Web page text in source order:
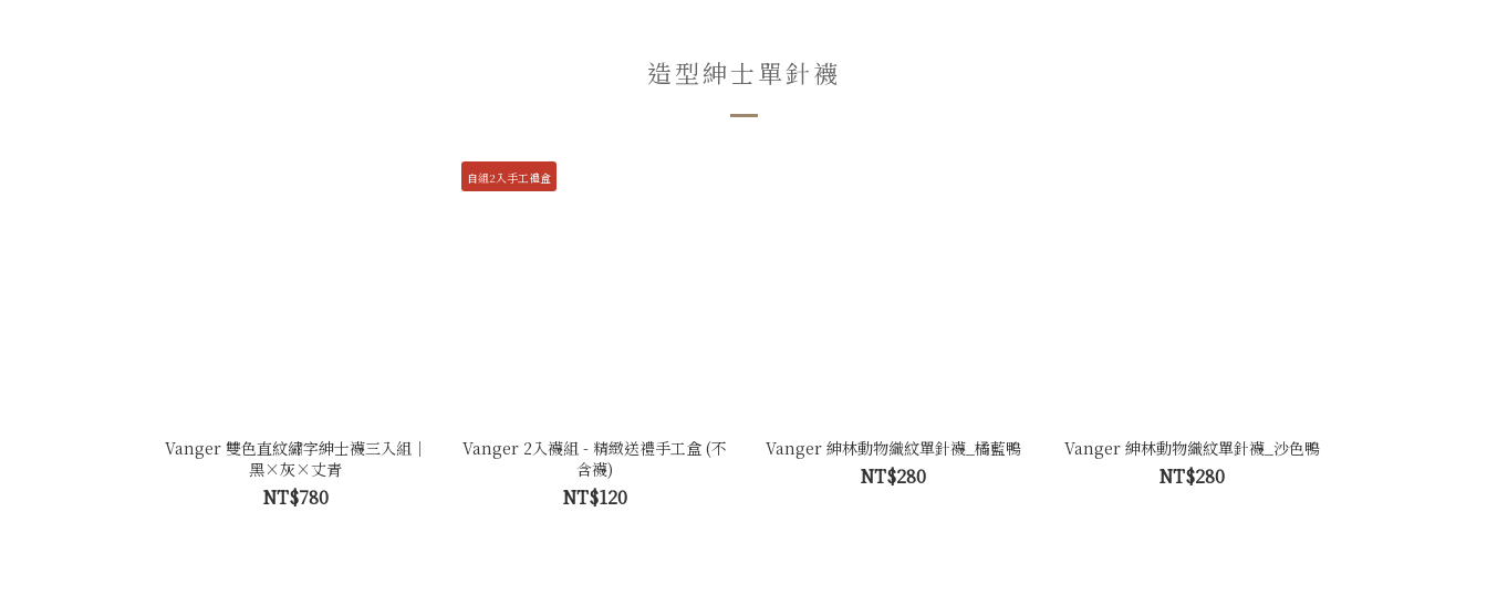
造型紳士單針襪
Vanger 雙色直紋繡字紳士襪三入組｜
黑×灰×丈青
NT$780
自組2入手工禮盒
Vanger 2入襪組 - 精緻送禮手工盒 (不
含襪)
NT$120
Vanger 紳林動物織紋單針襪_橘藍鴨
NT$280
Vanger 紳林動物織紋單針襪_沙色鴨
NT$280